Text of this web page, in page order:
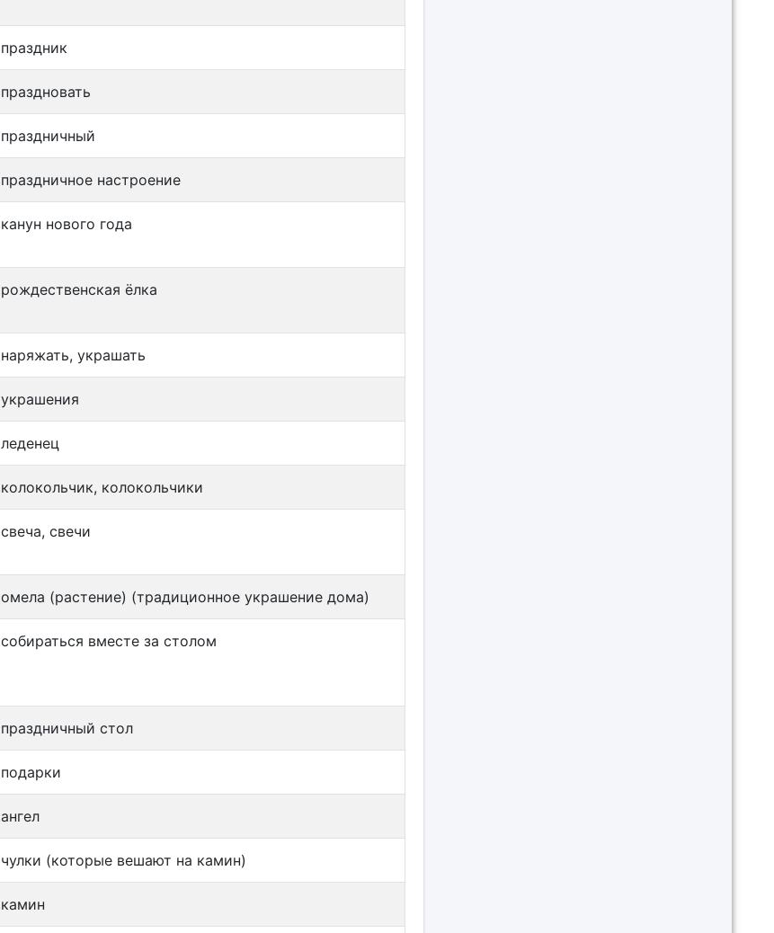
праздник
праздновать
праздничный
праздничное настроение
канун нового года
рождественская ёлка
наряжать, украшать
украшения
леденец
колокольчик, колокольчики
свеча, свечи
омела (растение) (традиционное украшение дома)
собираться вместе за столом
праздничный стол
подарки
ангел
чулки (которые вешают на камин)
камин